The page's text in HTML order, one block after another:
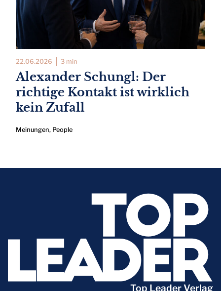
22.06.2026 3 min
Alexander Schungl: Der
richtige Kontakt ist wirklich
kein Zufall
Meinungen, People
Top Leader Verlag